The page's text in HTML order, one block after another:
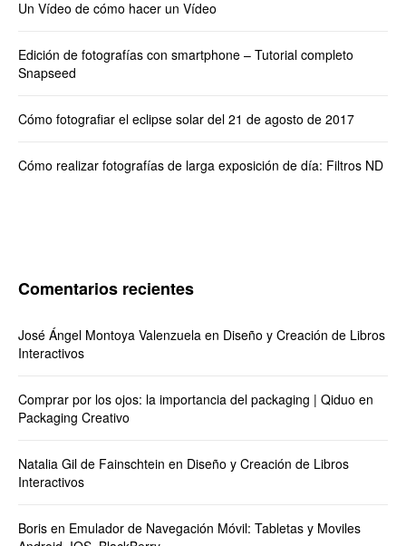
Un Vídeo de cómo hacer un Vídeo
Edición de fotografías con smartphone – Tutorial completo
Snapseed
Cómo fotografiar el eclipse solar del 21 de agosto de 2017
Cómo realizar fotografías de larga exposición de día: Filtros ND
Comentarios recientes
José Ángel Montoya Valenzuela en Diseño y Creación de Libros
Interactivos
Comprar por los ojos: la importancia del packaging | Qiduo en
Packaging Creativo
Natalia Gil de Fainschtein en Diseño y Creación de Libros
Interactivos
Boris en Emulador de Navegación Móvil: Tabletas y Moviles